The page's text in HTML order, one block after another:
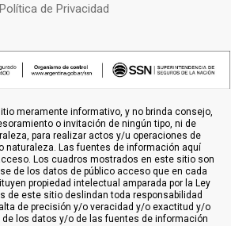
Política de Privacidad
meramente informativo, y no brinda consejo,
o invitación de ningún tipo, ni de
para realizar actos y/u operaciones de
naturaleza. Las fuentes de información aquí
Los cuadros mostrados en este sitio son
de los datos de público acceso que en cada
propiedad intelectual amparada por la Ley
de este sitio deslindan toda responsabilidad
de precisión y/o veracidad y/o exactitud y/o
los datos y/o de las fuentes de información